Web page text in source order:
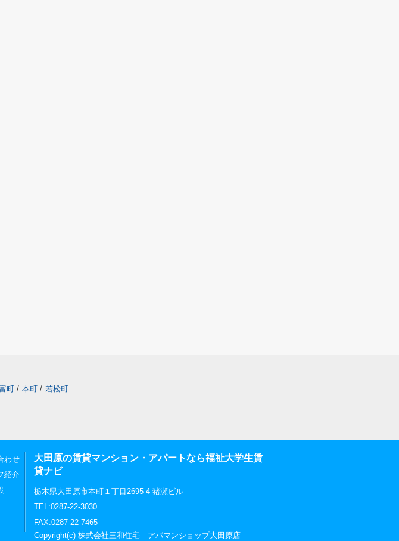
町 / 本町 / 若松町
わせ
紹介
大田原の賃貸マンション・アパートなら福祉大学生賃
貸ナビ
栃木県大田原市本町１丁目2695-4 猪瀬ビル
TEL:0287-22-3030
FAX:0287-22-7465
Copyright(c) 株式会社三和住宅 アパマンショップ大田原店